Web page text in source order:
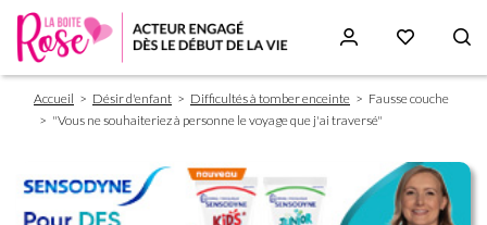
Fil
d'Ariane
Accueil Désir d'enfant Difficultés à tomber enceinte
Fausse couche
"Vous ne souhaiteriez à personne le voyage que j'ai traversé"